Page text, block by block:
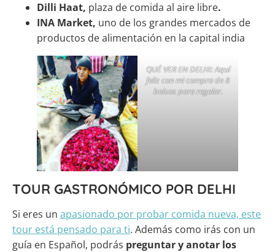
Dilli Haat, plaza de comida al aire libre.
INA Market, uno de los grandes mercados de
productos de alimentación en la capital india
QUÉ VER EN DELHI: Aquí
feliz con mi compra de 8
bolsos para regalar.
TOUR GASTRONÓMICO POR DELHI
Si eres un apasionado por probar comida nueva, este
tour está pensado para ti. Además como irás con un
guía en Español, podrás preguntar y anotar los